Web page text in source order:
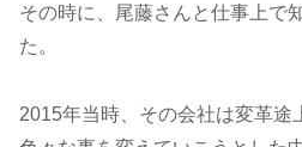
その時に、尾藤さんと仕事上で
た。
2015年当時、その会社は変革途